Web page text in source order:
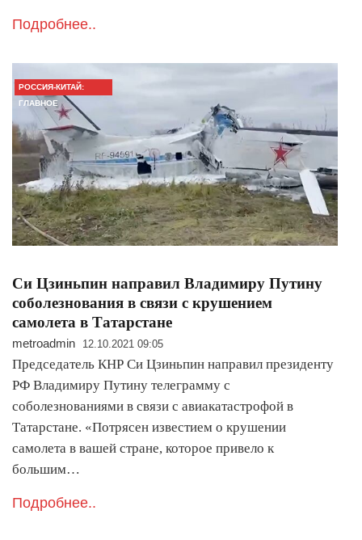
Подробнее..
РОССИЯ-КИТАЙ:
ГЛАВНОЕ
Си Цзиньпин направил Владимиру Путину
соболезнования в связи с крушением
самолета в Татарстане
metroadmin 12.10.2021 09:05
Председатель КНР Си Цзиньпин направил президенту
РФ Владимиру Путину телеграмму с
соболезнованиями в связи с авиакатастрофой в
Татарстане. «Потрясен известием о крушении
самолета в вашей стране, которое привело к
большим…
Подробнее..